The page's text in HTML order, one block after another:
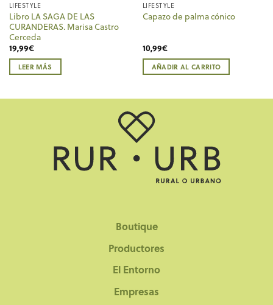
LIFESTYLE
Libro LA SAGA DE LAS
CURANDERAS. Marisa Castro
Cerceda
19,99€
LEER MÁS
LIFESTYLE
Capazo de palma cónico
10,99€
AÑADIR AL CARRITO
Boutique
Productores
El Entorno
Empresas